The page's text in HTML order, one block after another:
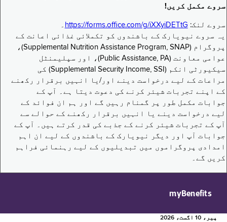
سروے مکمل کریں!
سروے لنک: https://forms.office.com/g/iXXyiDETtG ۔
یہ سروے نیویارک کے باشندوں کو تکملائی غذائی اعانت کے
پروگرام (Supplemental Nutrition Assistance Program, SNAP)،
عوامی معاونت (Public Assistance, PA)، اور سپلیمنٹل
سیکیورٹی انکم (Supplemental Security Income, SSI) کی
مراعات کے لیے درخواست دینے اور/یا انہیں برقرار رکھنے
کے اپنے تجربات شیئر کرنے کی دعوت دیتا ہے۔ آپ کے
جوابات مکمل طور پر گمنام رہیں گے اور ہم ان فوائد کے
لیے درخواست دینے یا انہیں برقرار رکھنے کے حوالے سے
آپ کے تجربات شیئر کرنے کے جذبے کی قدر کرتے ہیں۔ آپ کے
جوابات آپ اور دیگر نیویارک کے باشندوں کے لیے ان اہم
امدادی پروگراموں میں تبدیلیوں کے لیے رہنمائی فراہم
کریں گے۔
myBenefits
پیر، 10 اگست، 2026